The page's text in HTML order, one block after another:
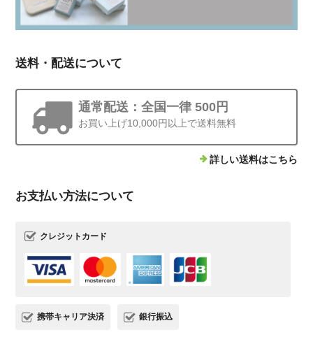
送料・配送について
通常配送：全国一律 500円
お買い上げ10,000円以上で送料無料
詳しい送料はこちら
お支払い方法について
クレジットカード
携帯キャリア決済 銀行振込